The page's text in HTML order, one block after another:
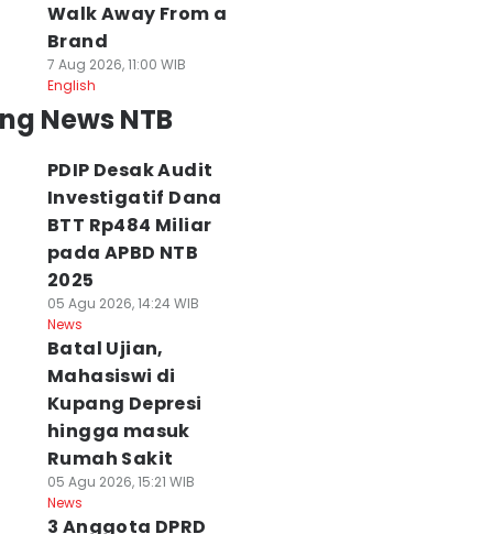
Walk Away From a
Brand
7 Aug 2026, 11:00 WIB
English
News NTB
PDIP Desak Audit
Investigatif Dana
BTT Rp484 Miliar
pada APBD NTB
2025
05 Agu 2026, 14:24 WIB
News
Batal Ujian,
Mahasiswi di
Kupang Depresi
hingga masuk
Rumah Sakit
05 Agu 2026, 15:21 WIB
News
3 Anggota DPRD